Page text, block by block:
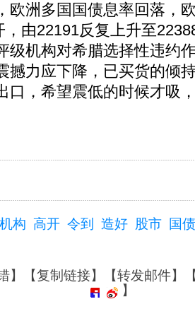
欧洲多国国债息率回落，
由22191反复上升至
级机构对希腊选择性违约
撼力应下降，已买货的倾
口，希望震低的时候才吸
构 高开 令到 造好 股市
国债
】【复制链接】【转发邮件】
】